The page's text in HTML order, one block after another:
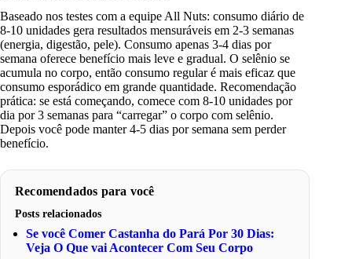
Baseado nos testes com a equipe All Nuts: consumo diário de
8-10 unidades gera resultados mensuráveis em 2-3 semanas
(energia, digestão, pele). Consumo apenas 3-4 dias por
semana oferece benefício mais leve e gradual. O selênio se
acumula no corpo, então consumo regular é mais eficaz que
consumo esporádico em grande quantidade. Recomendação
prática: se está começando, comece com 8-10 unidades por
dia por 3 semanas para “carregar” o corpo com selênio.
Depois você pode manter 4-5 dias por semana sem perder
benefício.
Recomendados para você
Posts relacionados
Se você Comer Castanha do Pará Por 30 Dias:
Veja O Que vai Acontecer Com Seu Corpo